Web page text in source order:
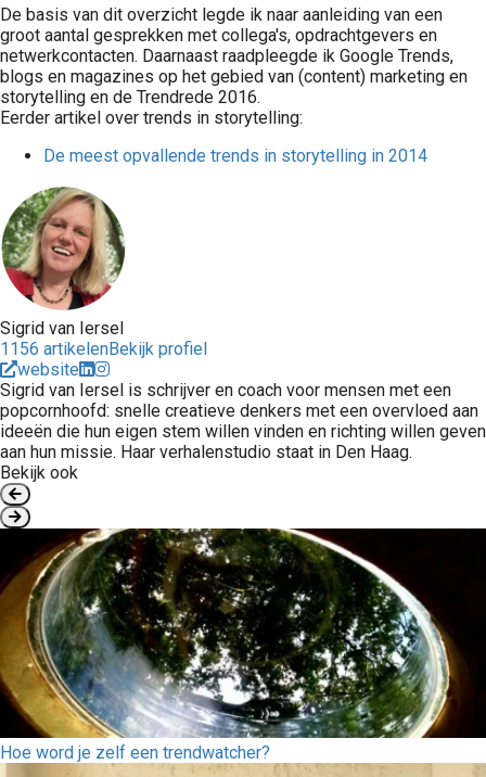
De basis van dit overzicht legde ik naar aanleiding van een
groot aantal gesprekken met collega's, opdrachtgevers en
netwerkcontacten. Daarnaast raadpleegde ik Google Trends,
blogs en magazines op het gebied van (content) marketing en
storytelling en de Trendrede 2016.
Eerder artikel over trends in storytelling:
De meest opvallende trends in storytelling in 2014
Sigrid van Iersel
1156 artikelenBekijk profiel
website
Sigrid van Iersel is schrijver en coach voor mensen met een
popcornhoofd: snelle creatieve denkers met een overvloed aan
ideeën die hun eigen stem willen vinden en richting willen geven
aan hun missie. Haar verhalenstudio staat in Den Haag.
Bekijk ook
Hoe word je zelf een trendwatcher?